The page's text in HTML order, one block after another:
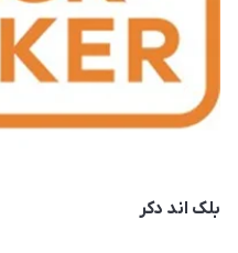
بلک اند دکر